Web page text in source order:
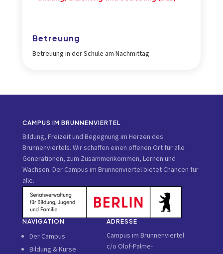
Betreuung
Betreuung in der Schule am Nachmittag
CAMPUS IM BRUNNENVIERTEL
Bildung, Freizeit und Begegnung im Herzen des
Brunnenviertels. Wir schaffen einen offenen Ort für alle
Generationen, zum Zusammenkommen, Lernen und
Wachsen. Der Campus im Brunnenviertel bietet Chancen für
alle.
NAVIGATION
Der Campus
Bildung & Kurse
ADRESSE
Campus im Brunnenviertel
c/o Olof-Palme-